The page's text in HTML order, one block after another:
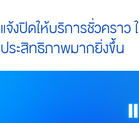
แจ้งปิดให้บริการชั่วครา
ประสิทธิภาพมากยิ่งขึ้น